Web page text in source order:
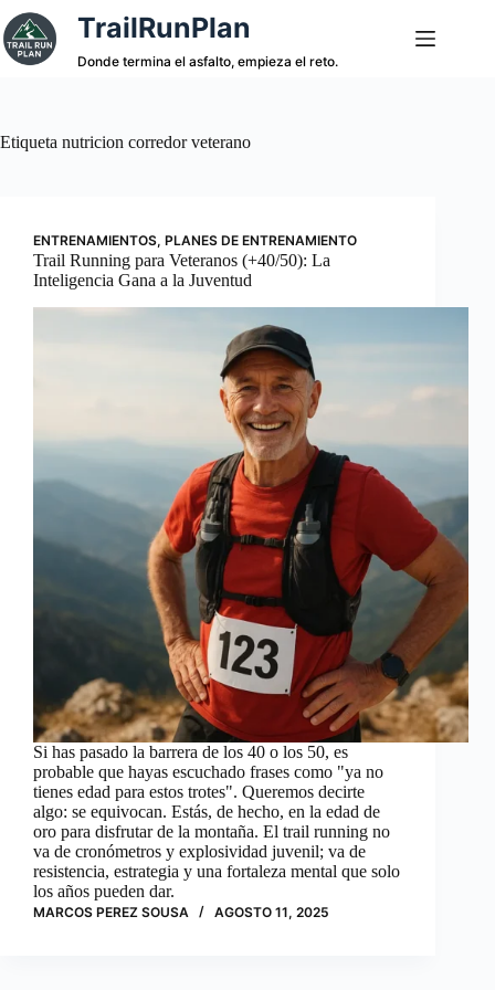
Saltar
al
contenido
TrailRunPlan
Donde termina el asfalto, empieza el reto.
Etiqueta nutricion corredor veterano
ENTRENAMIENTOS, PLANES DE ENTRENAMIENTO
Trail Running para Veteranos (+40/50): La
Inteligencia Gana a la Juventud
Si has pasado la barrera de los 40 o los 50, es
probable que hayas escuchado frases como "ya no
tienes edad para estos trotes". Queremos decirte
algo: se equivocan. Estás, de hecho, en la edad de
oro para disfrutar de la montaña. El trail running no
va de cronómetros y explosividad juvenil; va de
resistencia, estrategia y una fortaleza mental que solo
los años pueden dar.
MARCOS PEREZ SOUSA AGOSTO 11, 2025